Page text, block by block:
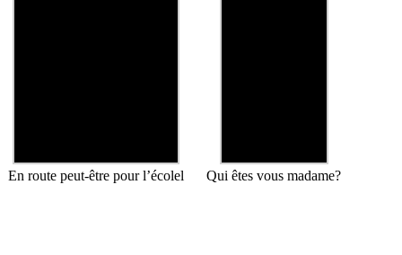
En route peut-être pour l’écolel Qui êtes vous madame?